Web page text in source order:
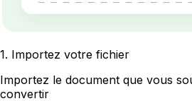
1. Importez votre fichier
Importez le document que vous
convertir